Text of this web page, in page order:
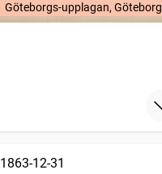
Göteborgs-upplagan, Göteborg
1863-12-31